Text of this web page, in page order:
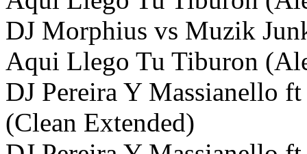
DJ Morphius vs Muzik
Aqui Llego Tu Tiburon
DJ Pereira Y Massianello
(Clean Extended)